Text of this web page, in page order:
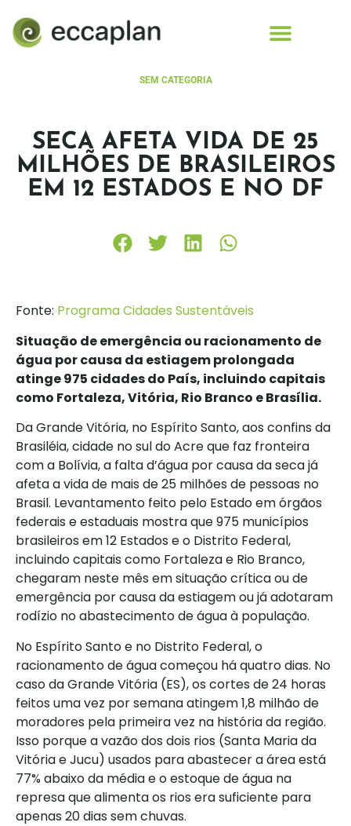
SEM CATEGORIA
SECA AFETA VIDA DE 25
MILHÕES DE BRASILEIROS
EM 12 ESTADOS E NO DF
Fonte: Programa Cidades Sustentáveis
Situação de emergência ou racionamento de
água por causa da estiagem prolongada
atinge 975 cidades do País, incluindo capitais
como Fortaleza, Vitória, Rio Branco e Brasília.
Da Grande Vitória, no Espírito Santo, aos confins da
Brasiléia, cidade no sul do Acre que faz fronteira
com a Bolívia, a falta d’água por causa da seca já
afeta a vida de mais de 25 milhões de pessoas no
Brasil. Levantamento feito pelo Estado em órgãos
federais e estaduais mostra que 975 municípios
brasileiros em 12 Estados e o Distrito Federal,
incluindo capitais como Fortaleza e Rio Branco,
chegaram neste mês em situação crítica ou de
emergência por causa da estiagem ou já adotaram
rodízio no abastecimento de água à população.
No Espírito Santo e no Distrito Federal, o
racionamento de água começou há quatro dias. No
caso da Grande Vitória (ES), os cortes de 24 horas
feitos uma vez por semana atingem 1,8 milhão de
moradores pela primeira vez na história da região.
Isso porque a vazão dos dois rios (Santa Maria da
Vitória e Jucu) usados para abastecer a área está
77% abaixo da média e o estoque de água na
represa que alimenta os rios era suficiente para
apenas 20 dias sem chuvas.